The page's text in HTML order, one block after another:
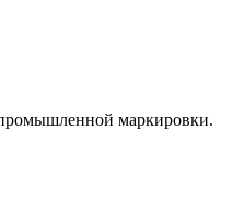
маркировки.